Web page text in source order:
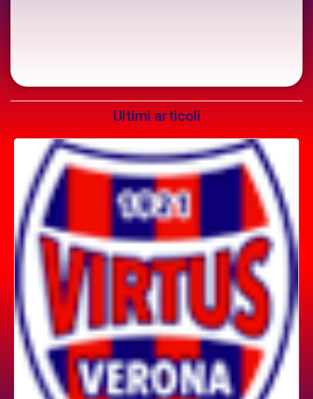
Ultimi articoli